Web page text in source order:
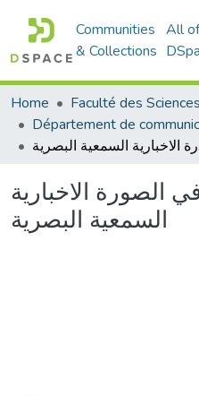
Communities
& Collections
All
Home
الصورة الاخبارية
السمعية البصرية